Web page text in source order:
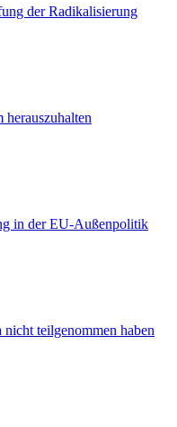
der Radikalisierung
in der EU-Außenpolitik
teilgenommen haben